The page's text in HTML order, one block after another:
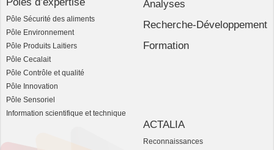
Pôle Sécurité des aliments
Pôle Environnement
Pôle Produits Laitiers
Pôle Cecalait
Pôle Contrôle et qualité
Pôle Innovation
Pôle Sensoriel
Information scientifique et technique
Analyses
Recherche-Développement
Formation
ACTALIA
Reconnaissances